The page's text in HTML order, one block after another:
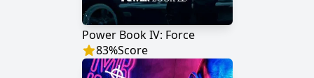
Power Book IV: Force
83%Score